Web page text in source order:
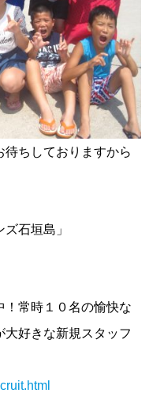
待ちしておりますから
石垣島」
常時１０名の愉快な
大好きな新規スタッフ